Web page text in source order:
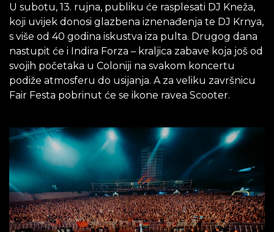
U subotu, 13. rujna, publiku će rasplesati DJ Kneža,
koji uvijek donosi glazbena iznenađenja te DJ Krnya,
s više od 40 godina iskustva iza pulta. Drugog dana
nastupit će i Indira Forza – kraljica zabave koja još od
svojih početaka u Coloniji na svakom koncertu
podiže atmosferu do usijanja. A za veliku završnicu
Fair Festa pobrinut će se ikone ravea Scooter.